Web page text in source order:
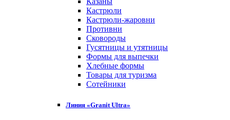
Кастрюли
Кастрюли-жаровни
Противни
Сковороды
Гусятницы и утятницы
Формы для выпечки
Хлебные формы
Товары для туризма
Сотейники
Линия «Granit Ultra»